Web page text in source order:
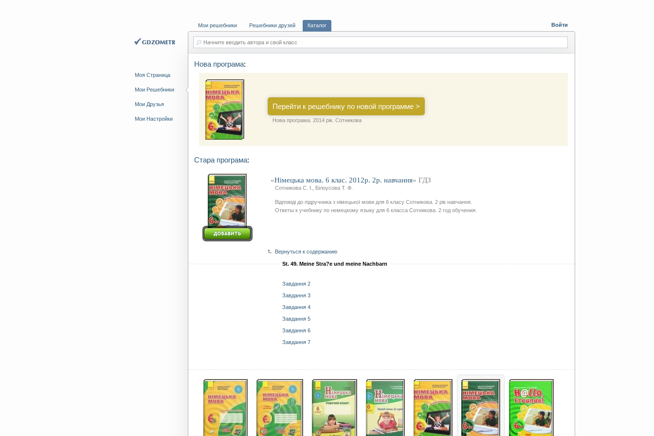
Моя Страница
Мои Решебники
Мои Друзья
Мои Настройки
Мои решебники Решебники друзей Каталог Войти
Начните вводить автора и свой класс
Нова програма:
Перейти к решебнику по новой программе >
Нова програма. 2014 рік. Сотникова
Стара програма:
«Німецька мова. 6 клас. 2012р. 2р. навчання» ГДЗ
Сотникова С. І., Білоусова Т. Ф.
Відповіді до підручника з німецької мови для 6 класу Сотникова. 2 рік навчання.
Ответы к учебнику по немецкому языку для 6 класса Сотникова. 2 год обучения.
Вернуться к содержанию
St. 49. Meine Stra?e und meine Nachbarn
Завдання 2
Завдання 3
Завдання 4
Завдання 5
Завдання 6
Завдання 7